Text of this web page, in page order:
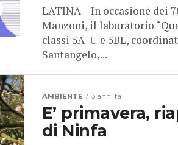
LATINA – In occasione dei
Manzoni, il laboratorio
classi 5A U e 5BL,
Santangelo,...
AMBIENTE 3 anni fa
E’ primavera,
di Ninfa